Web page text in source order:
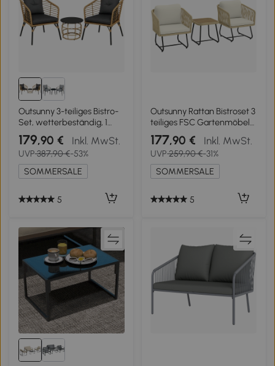
Outsunny 3-teiliges Bistro-
Set, wetterbeständig, 1
Beistelltisch, 2 Stühle, 62
cm x 65 cm x 78 cm,
Sand+Dunkelgrau
179,90 € Inkl. MwSt.
UVP387,90 €-53%
SOMMERSALE
5
Outsunny Rattan Bistroset 3
teiliges FSC Gartenmöbel-
Set mit 2 Sessel, Lamell-
Holztisch, dicke waschbare
Kissen Stahlrahmen
177,90 € Inkl. MwSt.
UVP259,90 €-31%
SOMMERSALE
5